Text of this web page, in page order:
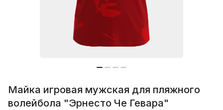
Майка игровая мужская для пляжного
волейбола "Эрнесто Че Гевара"